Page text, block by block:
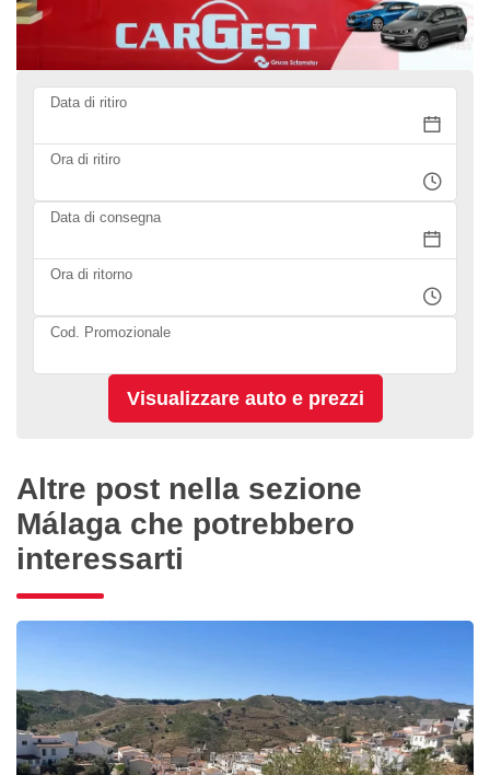
Data di ritiro
Ora di ritiro
Data di consegna
Ora di ritorno
Cod. Promozionale
Altre post nella sezione
Málaga che potrebbero
interessarti